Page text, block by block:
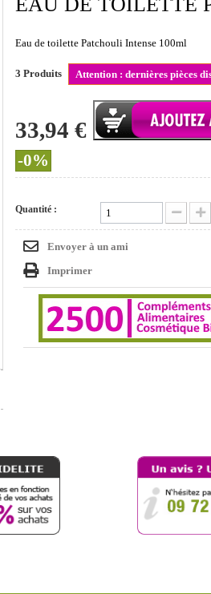
Eau de toilette Patchouli Intense 100ml
3 Produits Attention : dernières pièces
33,94 €
-0%
Quantité :
Envoyer à un ami
Imprimer